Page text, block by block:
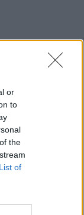
or
to
the
of